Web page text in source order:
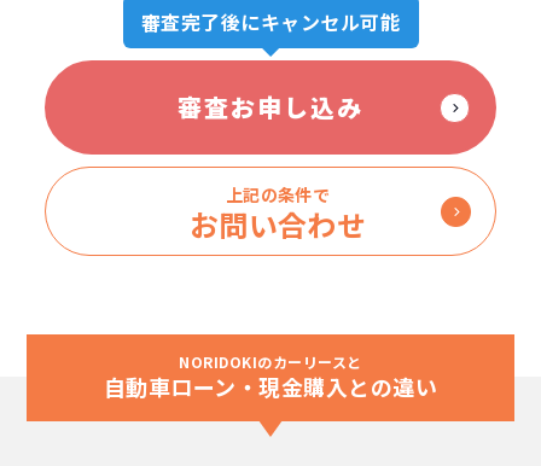
審査完了後にキャンセル可能
審査お申し込み
上記の条件で
お問い合わせ
NORIDOKIのカーリースと
自動車ローン・現金購入との違い